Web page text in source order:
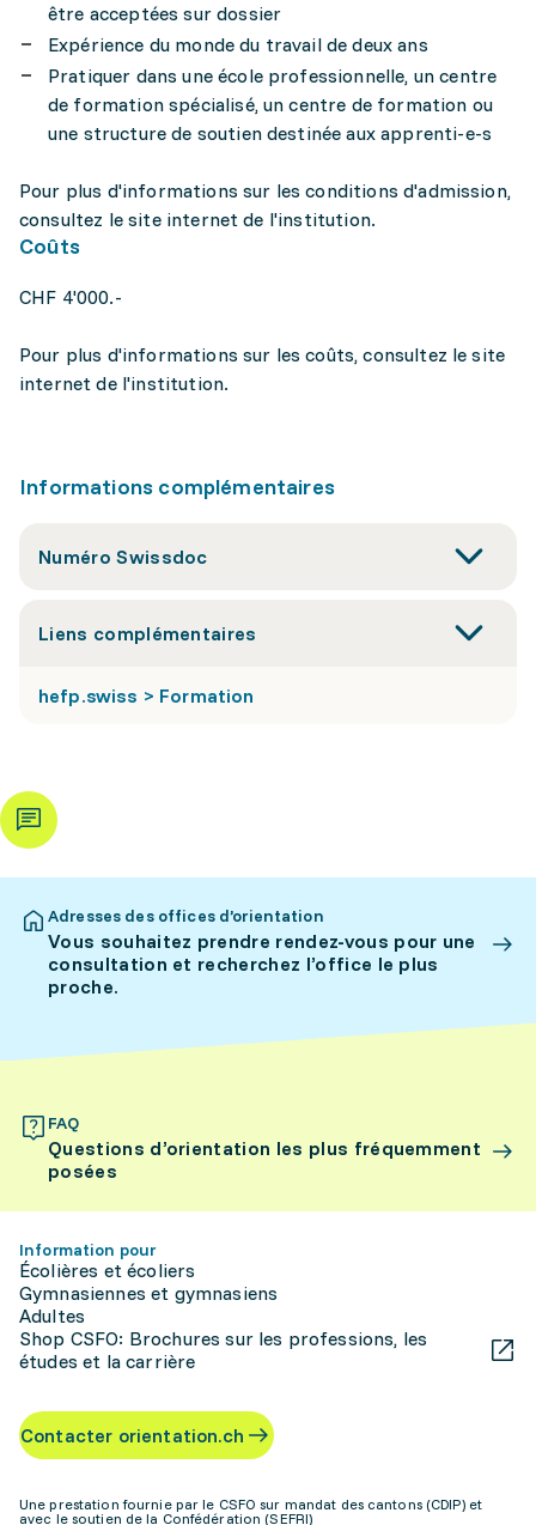
être acceptées sur dossier
Expérience du monde du travail de deux ans
Pratiquer dans une école professionnelle, un centre
de formation spécialisé, un centre de formation ou
une structure de soutien destinée aux apprenti-e-s
Pour plus d'informations sur les conditions d'admission,
consultez le site internet de l'institution.
Coûts
CHF 4'000.-
Pour plus d'informations sur les coûts, consultez le site
internet de l'institution.
Informations complémentaires
Numéro Swissdoc
Liens complémentaires
hefp.swiss > Formation
Adresses des offices d’orientation
Vous souhaitez prendre rendez-vous pour une
consultation et recherchez l’office le plus
proche.
FAQ
Questions d’orientation les plus fréquemment
posées
Information pour
Écolières et écoliers
Gymnasiennes et gymnasiens
Adultes
Shop CSFO: Brochures sur les professions, les
études et la carrière
Contacter orientation.ch
Une prestation fournie par le CSFO sur mandat des cantons (CDIP) et
avec le soutien de la Confédération (SEFRI)